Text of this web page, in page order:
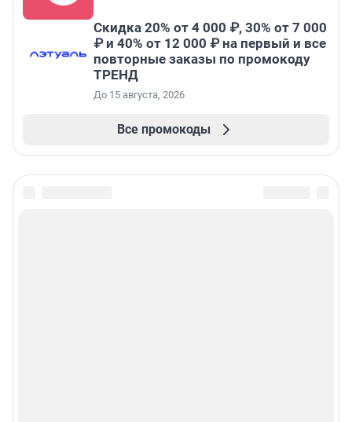
Скидка 20% от 4 000 ₽, 30% от 7 000
₽ и 40% от 12 000 ₽ на первый и все
повторные заказы по промокоду
ТРЕНД
До 15 августа, 2026
Все промокоды